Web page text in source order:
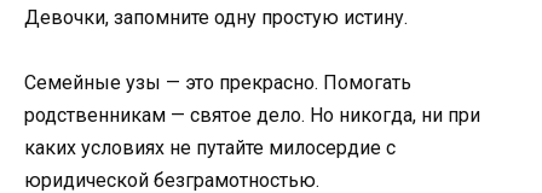
Девочки, запомните одну простую истину.
Семейные узы — это прекрасно. Помогать
родственникам — святое дело. Но никогда, ни при
каких условиях не путайте милосердие с
юридической безграмотностью.